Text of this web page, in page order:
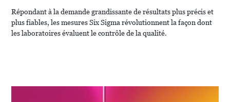
Répondant à la demande grandissante de résultats plus précis et
plus fiables, les mesures Six Sigma révolutionnent la façon dont
les laboratoires évaluent le contrôle de la qualité.